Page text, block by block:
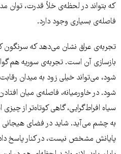
که بتواند در لحظه‌ی خلأ قدرت، توان
فاصله‌ی بسیاری وجود دارد.
تجربه‌ی عراق نشان می‌دهد که سرنگون
بازسازی آن است. تجربه‌ی سوریه هم
شود، می‌تواند خیلی زود به میدان
شود. در خاورمیانه، فاصله‌ی میان
سیاه افراط‌گرایی، گاهی کوتاه‌تر از
به چشم می‌آید. شاید در فضای هیجانی
پایانش مشخص نیست، در کنار پاسخ